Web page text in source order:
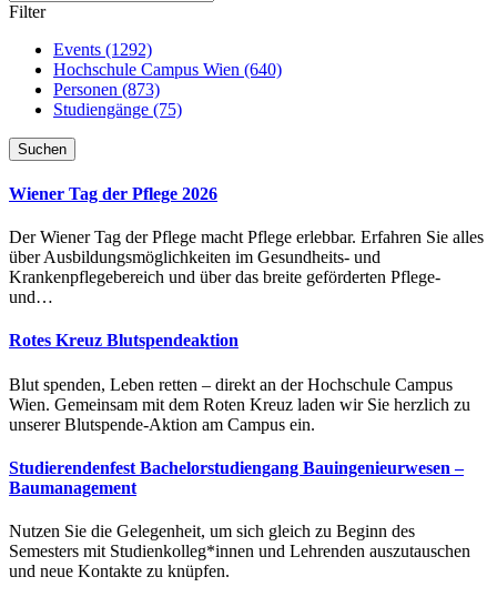
Filter
Events (1292)
Hochschule Campus Wien (640)
Personen (873)
Studiengänge (75)
Suchen
Wiener Tag der Pflege 2026
Der Wiener Tag der Pflege macht Pflege erlebbar. Erfahren Sie alles
über Ausbildungsmöglichkeiten im Gesundheits- und
Krankenpflegebereich und über das breite geförderten Pflege-
und…
Rotes Kreuz Blutspendeaktion
Blut spenden, Leben retten – direkt an der Hochschule Campus
Wien. Gemeinsam mit dem Roten Kreuz laden wir Sie herzlich zu
unserer Blutspende-Aktion am Campus ein.
Studierendenfest Bachelorstudiengang Bauingenieurwesen –
Baumanagement
Nutzen Sie die Gelegenheit, um sich gleich zu Beginn des
Semesters mit Studienkolleg*innen und Lehrenden auszutauschen
und neue Kontakte zu knüpfen.